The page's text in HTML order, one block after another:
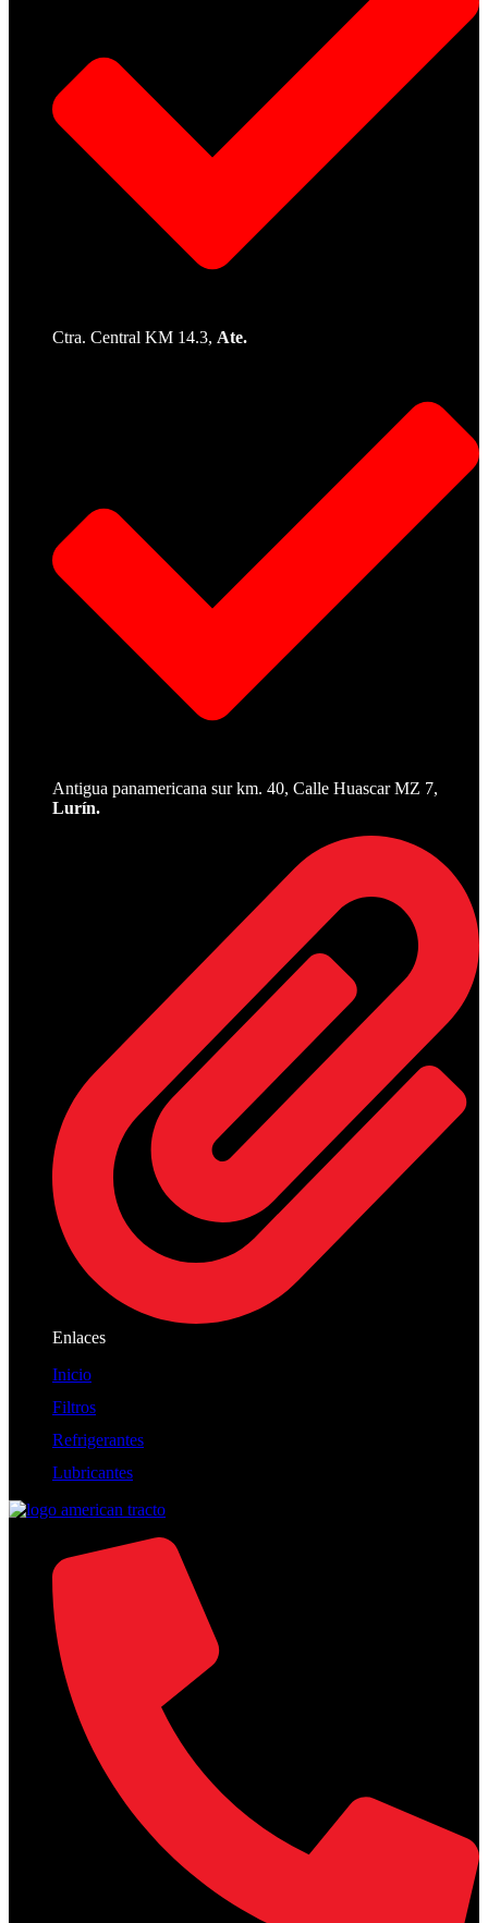
Ctra. Central KM 14.3, Ate.
Antigua panamericana sur km. 40, Calle Huascar MZ 7,
Lurín.
Enlaces
Inicio
Filtros
Refrigerantes
Lubricantes